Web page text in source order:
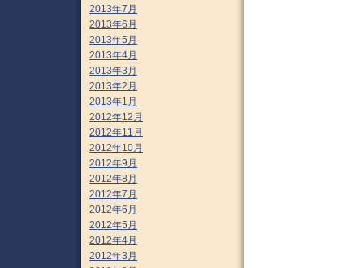
2013年7月
2013年6月
2013年5月
2013年4月
2013年3月
2013年2月
2013年1月
2012年12月
2012年11月
2012年10月
2012年9月
2012年8月
2012年7月
2012年6月
2012年5月
2012年4月
2012年3月